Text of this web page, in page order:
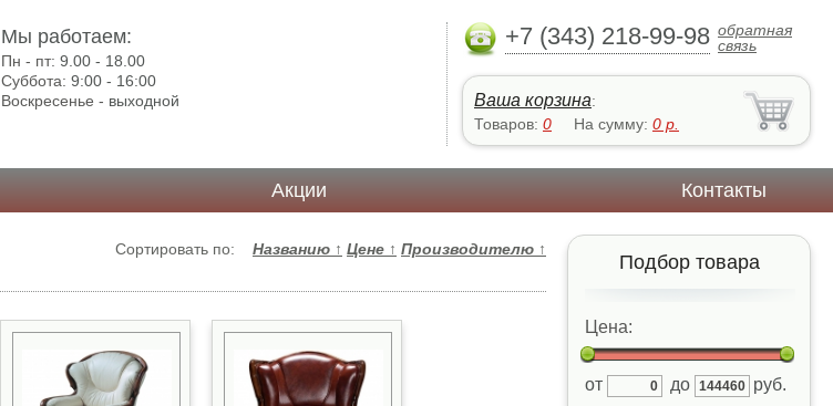
Мы работаем:
Пн - пт:9.00 - 18.00
Суббота:9:00 - 16:00
Воскресенье - выходной
+7 (343) 218-99-98 обратная
связь
Ваша корзина:
Товаров: 0 На сумму: 0 р.
Акции Контакты
Подбор товара
Цена:
от до
руб.
Сортировать по: Названию ↑ Цене ↑ Производителю ↑